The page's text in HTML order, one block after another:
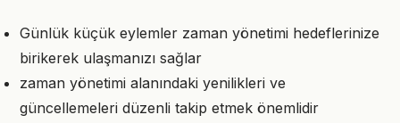
Günlük küçük eylemler zaman yönetimi hedeflerinize
birikerek ulaşmanızı sağlar
zaman yönetimi alanındaki yenilikleri ve
güncellemeleri düzenli takip etmek önemlidir